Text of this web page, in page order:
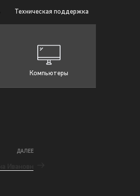
Техническая поддержка
Компьютеры
ДАЛЕЕ